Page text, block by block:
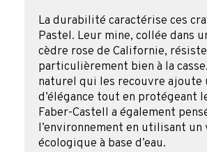
La durabilité caractérise ces
Pastel. Leur mine, collée dans
cèdre rose de Californie, résiste
particulièrement bien à la
naturel qui les recouvre ajoute
d’élégance tout en protégeant
Faber-Castell a également
l’environnement en utilisant un
écologique à base d’eau.